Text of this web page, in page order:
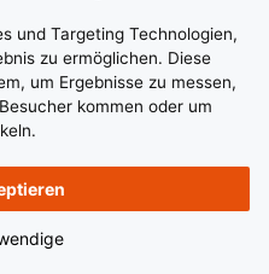
und Targeting Technologien,
zu ermöglichen. Diese
um Ergebnisse zu messen,
kommen oder um
steig ein bei uns als LKW-
ab Borgholzhausen!
nowAll rights reserved.